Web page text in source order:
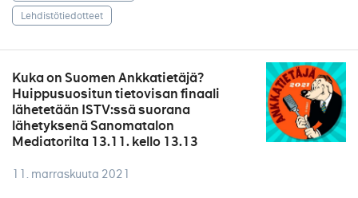
Lehdistötiedotteet
Kuka on Suomen Ankkatietäjä?
Huippusuositun tietovisan finaali
lähetetään ISTV:ssä suorana
lähetyksenä Sanomatalon
Mediatorilta 13.11. kello 13.13
11. marraskuuta 2021